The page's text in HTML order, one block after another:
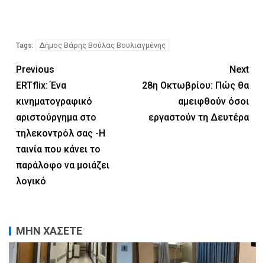
Tags: Δήμος Βάρης Βούλας Βουλιαγμένης
Previous
ERTflix: Ένα
κινηματογραφικό
αριστούργημα στο
τηλεκοντρόλ σας -Η
ταινία που κάνει το
παράλοφο να μοιάζει
λογικό
Next
28η Οκτωβρίου: Πώς θα
αμειφθούν όσοι
εργαστούν τη Δευτέρα
ΜΗΝ ΧΑΣΕΤΕ